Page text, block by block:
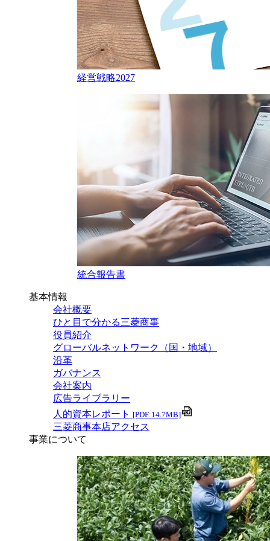
経営戦略2027
統合報告書
基本情報
会社概要
ひと目で分かる三菱商事
役員紹介
グローバルネットワーク（国・地域）
沿革
ガバナンス
会社案内
広告ライブラリー
人的資本レポート [PDF:14.7MB]
三菱商事本店アクセス
事業について